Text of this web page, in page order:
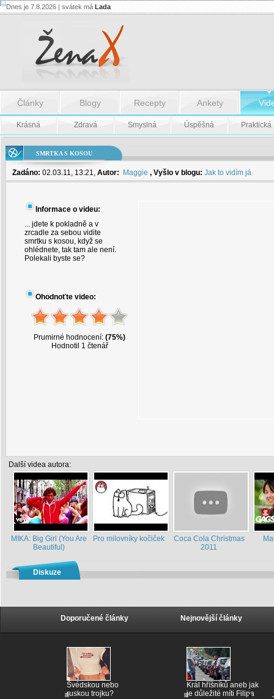
Smrtka
Dnes je 7.8.2026 | svátek má Lada
Články Blogy Recepty Ankety
Krásná Zdravá Smyslná Úspěšná Praktická
SMRTKA S KOSOU
Zadáno: 02.03.11, 13:21, Autor: Maggie , Vyšlo v blogu: Jak to vidím já
Informace o videu:
... jdete k pokladně a v
zrcadle za sebou vidite
smrtku s kosou, když se
ohlédnete, tak tam ale není.
Polekali byste se?
Ohodnoťte video:
Prumirné hodnocení: (75%)
Hodnotil 1 čtenář
Další videa autora:
MIKA: Big Girl (You Are
Beautiful)
Pro milovníky kočiček
Coca Cola Christmas
2011
Diskuze
Doporučené články
Švédskou nebo
ruskou trojku?
Nejnovější články
Král hříšníků aneb jak
je důležité míti Filipa